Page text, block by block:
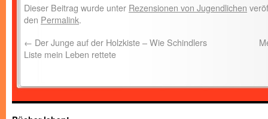
Dieser Beitrag wurde unter Rezensionen von Jugendlichen
den Permalink.
← Der Junge auf der Holzkiste – Wie Schindlers
Liste mein Leben rettete